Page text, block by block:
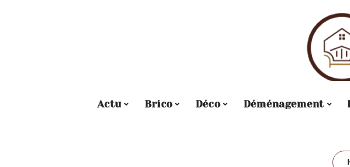
Actu Brico Déco Déménagement